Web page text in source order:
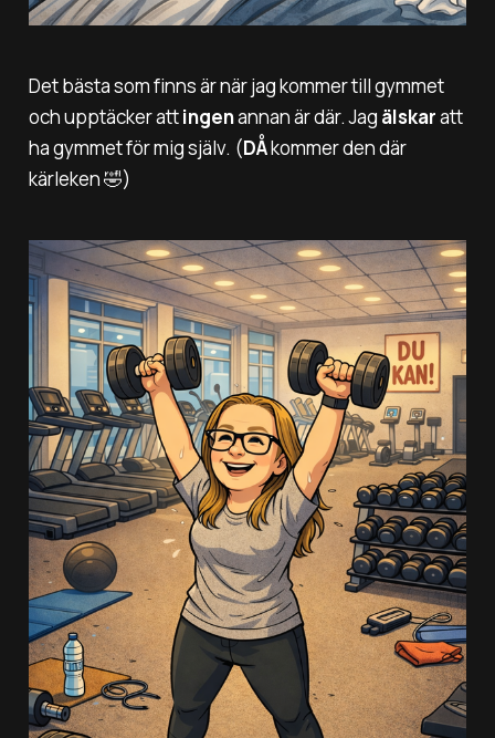
Det bästa som finns är när jag kommer till gymmet
och upptäcker attingenannan är där. Jag älskaratt
ha gymmet för mig själv. (DÅkommer den där
kärleken 🤣)